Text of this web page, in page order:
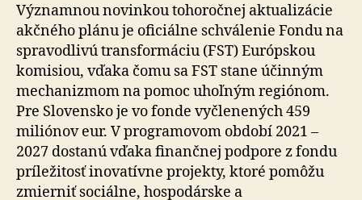
Významnou novinkou tohoročnej aktualizácie
akčného plánu je oficiálne schválenie Fondu na
spravodlivú transformáciu (FST) Európskou
komisiou, vďaka čomu sa FST stane účinným
mechanizmom na pomoc uhoľným regiónom.
Pre Slovensko je vo fonde vyčlenených 459
miliónov eur. V programovom období 2021 –
2027 dostanú vďaka finančnej podpore z fondu
príležitosť inovatívne projekty, ktoré pomôžu
zmierniť sociálne, hospodárske a